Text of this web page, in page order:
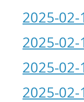
2025-
2025-
2025-
2025-